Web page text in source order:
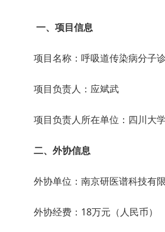
一、项目信息
项目名称：呼吸道传染病分子
项目负责人：应斌武
项目负责人所在单位：四川大
二、外协信息
外协单位：南京研医谱科技有
外协经费：18万元（人民币）